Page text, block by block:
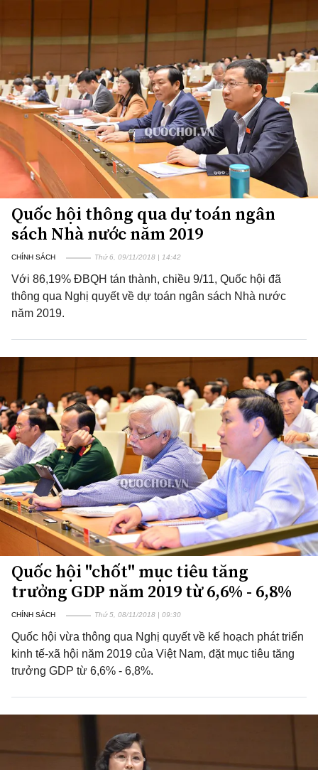
Quốc hội thông qua dự toán ngân
sách Nhà nước năm 2019
CHÍNH SÁCH Thứ 6, 09/11/2018 | 14:42
Với 86,19% ĐBQH tán thành, chiều 9/11, Quốc hội đã
thông qua Nghị quyết về dự toán ngân sách Nhà nước
năm 2019.
Quốc hội "chốt" mục tiêu tăng
trưởng GDP năm 2019 từ 6,6% - 6,8%
CHÍNH SÁCH Thứ 5, 08/11/2018 | 09:30
Quốc hội vừa thông qua Nghị quyết về kế hoạch phát triển
kinh tế-xã hội năm 2019 của Việt Nam, đặt mục tiêu tăng
trưởng GDP từ 6,6% - 6,8%.